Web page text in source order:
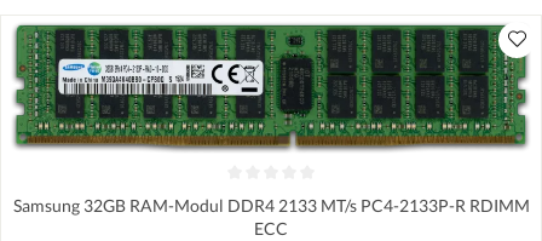
Samsung 32GB RAM-Modul DDR4 2133 MT/s PC4-2133P-R RDIMM
ECC